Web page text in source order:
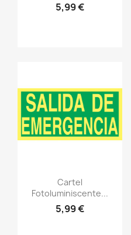
5,99 €
Vistazo rápido
Cartel
Fotoluminiscente...
5,99 €